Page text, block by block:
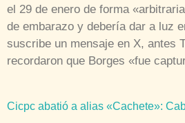
el 29 de enero de forma
de embarazo y debería dar a luz
suscribe un mensaje en X, antes
recordaron que Borges «fue
Cicpc abatió a alias «Cachete»: